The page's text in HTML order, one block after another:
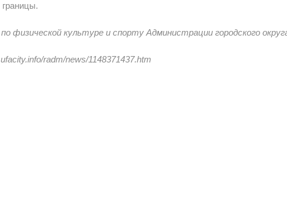
границы.
физической культуре и спорту Администрации городского
radm/news/1148371437.htm